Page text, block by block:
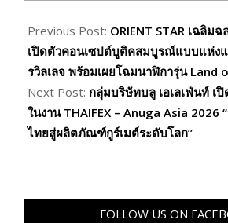
05-
25
Previous Post: ORIENT STAR เฉลิม
เปิดตัวคอนเซปต์บูติคสมบูรณ์แบบแห่ง
รวิลเลจ พร้อมเผยโฉมนาฬิการุ่น Land
Next Post: กลุ่มบริษัทบลู เอเลเฟ่นท์
ในงาน THAIFEX – Anuga Asia 2026
ไทยสู่ผลิตภัณฑ์กูร์เมต์ระดับโลก”
FOLLOW US ON